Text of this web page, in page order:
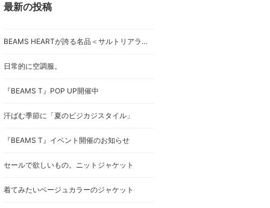
最新の投稿
BEAMS HEARTが誇る名品＜サルトリアライン＞
日常的に空調服。
『BEAMS T』POP UP開催中
汗ばむ季節に「夏のビジカジスタイル」
『BEAMS T』イベント開催のお知らせ
セールで欲しいもの。ニットジャケット
着てみたいベージュカラーのジャケット